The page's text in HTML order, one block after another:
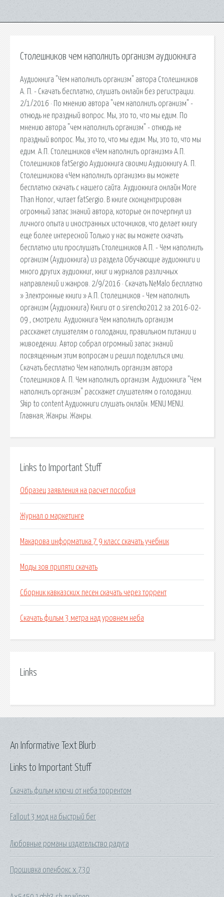
Столешников чем наполнить организм аудиокнига
Аудиокнига "Чем наполнить организм" автора Столешников
А. П. - Скачать бесплатно, слушать онлайн без регистрации.
2/1/2016 · По мнению автора "чем наполнить организм" -
отнюдь не праздный вопрос. Мы, это то, что мы едим. По
мнению автора "чем наполнить организм" - отнюдь не
праздный вопрос. Мы, это то, что мы едим. Мы, это то, что мы
едим. А.П. Столешников «Чем наполнить организм» А.П.
Столешников fatSergio Аудиокнига своими Аудиокнигу А. П.
Столешникова «Чем наполнить организм» вы можете
бесплатно скачать с нашего сайта. Аудиокнига онлайн More
Than Honor, читает fatSergio. В книге сконцентрирован
огромный запас знаний автора, которые он почерпнул из
личного опыта и иностранных источников, что делает книгу
еще более интересной Только у нас вы можете скачать
бесплатно или прослушать Столешников А.П. - Чем наполнить
организм (Аудиокнига) из раздела Обучающие аудиокниги и
много других аудиокниг, книг и журналов различных
направлений и жанров. 2/9/2016 · Скачать NeMalo бесплатно
» Электронные книги » А.П. Столешников - Чем наполнить
организм (Аудиокнига) Книги от o.sirencko2012 за 2016-02-
09 , смотрели. Аудиокнига Чем наполнить организм
расскажет слушателям о голодании, правильном питании и
живоедении. Автор собрал огромный запас знаний
посвященным этим вопросам и решил поделиться ими.
Скачать бесплатно Чем наполнить организм автора
Столешников А. П. Чем наполнить организм. Аудиокнига "Чем
наполнить организм" расскажет слушателям о голодании.
Skip to content Аудиокниги слушать онлайн. MENU MENU.
Главная; Жанры. Жанры.
Links to Important Stuff
Образец заявления на расчет пособия
Журнал о маркетинге
Макарова информатика 7 9 класс скачать учебник
Моды зов припяти скачать
Сборник кавказских песен скачать через торрент
Скачать фильм 3 метра над уровнем неба
Links
Links to Important Stuff
Скачать фильм ключи от неба торрентом
Fallout 3 мод на быстрый бег
Любовные романы издательство радуга
Прошивка опенбокс х 730
An Informative Text Blurb